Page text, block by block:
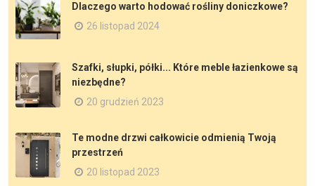
Dlaczego warto hodować rośliny doniczkowe?
26 listopad 2024
Szafki, słupki, półki... Które meble łazienkowe są
niezbędne?
20 grudzień 2023
Te modne drzwi całkowicie odmienią Twoją
przestrzeń
20 listopad 2023